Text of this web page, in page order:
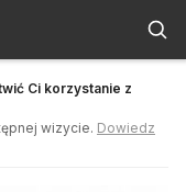
Ci korzystanie z
wizycie. Dowiedz